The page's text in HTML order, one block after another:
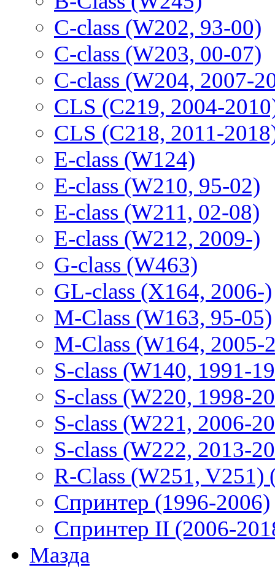
C-class (W202, 93-00)
C-class (W203, 00-07)
C-class (W204, 2007-
CLS (C219, 2004-
CLS (C218, 2011-
E-class (W124)
E-class (W210, 95-02)
E-class (W211, 02-08)
E-class (W212, 2009-)
G-class (W463)
GL-class (X164, 2006-)
M-Class (W163, 95-05)
M-Class (W164, 2005-
S-class (W140, 1991-
S-class (W220, 1998-
S-class (W221, 2006-
S-class (W222, 2013-
R-Class (W251, V251)
Спринтер (1996-2006)
Спринтер II (2006-
Мазда